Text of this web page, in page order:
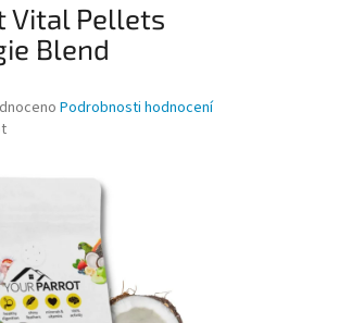
Vital Pellets
Blend
Podrobnosti hodnocení